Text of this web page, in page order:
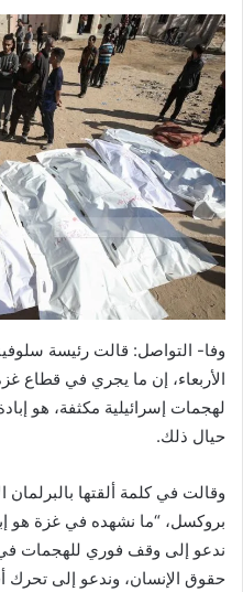
وفا- التواصل: قالت رئيسة
الأربعاء، إن ما يجري في قطاع
لهجمات إسرائيلية مكثفة، هو
حيال ذلك.
وقالت في كلمة ألقتها بالبرلمان
بروكسل، “ما نشهده في غزة هو
ندعو إلى وقف فوري للهجمات في
حقوق الإنسان، وندعو إلى تحرك